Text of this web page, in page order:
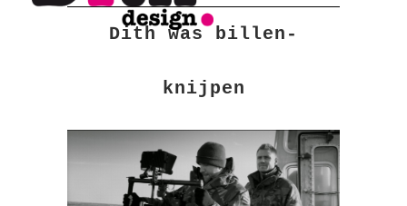
Dith was billen-
knijpen